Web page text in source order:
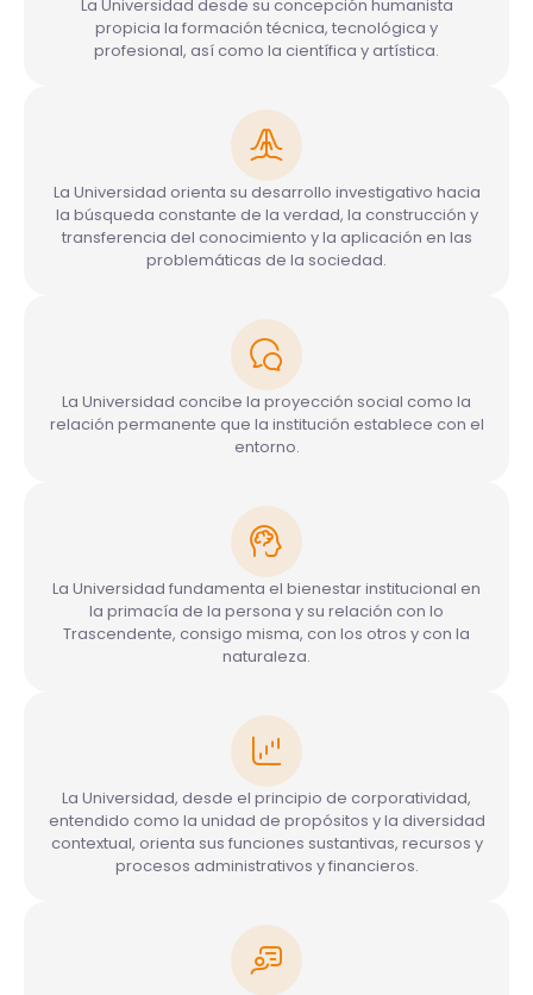
La Universidad desde su concepción humanista
propicia la formación técnica, tecnológica y
profesional, así como la científica y artística.
La Universidad orienta su desarrollo investigativo hacia
la búsqueda constante de la verdad, la construcción y
transferencia del conocimiento y la aplicación en las
problemáticas de la sociedad.
La Universidad concibe la proyección social como la
relación permanente que la institución establece con el
entorno.
La Universidad fundamenta el bienestar institucional en
la primacía de la persona y su relación con lo
Trascendente, consigo misma, con los otros y con la
naturaleza.
La Universidad, desde el principio de corporatividad,
entendido como la unidad de propósitos y la diversidad
contextual, orienta sus funciones sustantivas, recursos y
procesos administrativos y financieros.